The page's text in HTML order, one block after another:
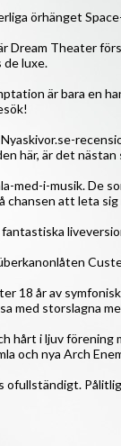
örhänget
Dream Theater
de luxe.
är bara en
här, är det
med-i-musik. De
att leta
18 år av
med storslagna
hårt i ljuv
och nya Arch